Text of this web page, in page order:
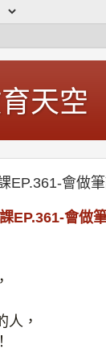
天空
EP.361-會做
EP.361-會做
人，